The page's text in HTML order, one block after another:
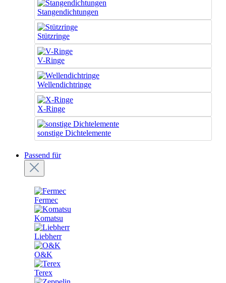
Stangendichtungen
Stützringe
V-Ringe
Wellendichtringe
X-Ringe
sonstige Dichtelemente
Passend für
Fermec
Komatsu
Liebherr
O&K
Terex